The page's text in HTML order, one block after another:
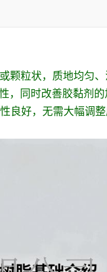
颗粒状，质地均匀
同时改善胶黏剂的
良好，无需大幅调